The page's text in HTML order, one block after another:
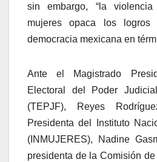
sin embargo, “la
mujeres opaca los logros
democracia mexicana en
Ante el Magistrado
Electoral del Poder
(TEPJF), Reyes
Presidenta del Instituto
(INMUJERES), Nadine
presidenta de la Comisión